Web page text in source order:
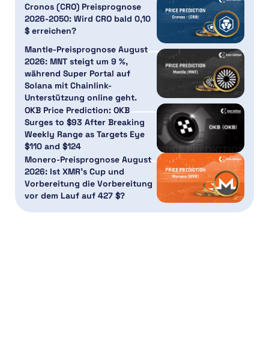
Cronos (CRO) Preisprognose
2026-2050: Wird CRO bald 0,10
$ erreichen?
Mantle-Preisprognose August
2026: MNT steigt um 9 %,
während Super Portal auf
Solana mit Chainlink-
Unterstützung online geht.
OKB Price Prediction: OKB
Surges to $93 After Breaking
Weekly Range as Targets Eye
$110 and $124
Monero-Preisprognose August
2026: Ist XMR’s Cup und
Vorbereitung die Vorbereitung
vor dem Lauf auf 427 $?